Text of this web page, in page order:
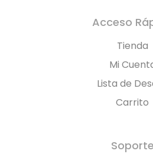
Acceso
Tienda
Mi
Lista de
Carrito
Soporte